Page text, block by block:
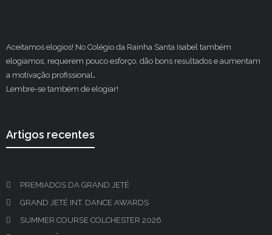
Aceitamos elogios! No Colégio da Rainha Santa Isabel também
elogiamos, requerem pouco esforço, dão bons resultados e aumentam
a motivação profissional .
Lembre-se também de elogiar!
Artigos recentes
PREMIADOS DA GRAND JETÉ
GRAND JETÉ INT. DANCE AWARDS
SUMMER COURSE COLCHESTER 2026